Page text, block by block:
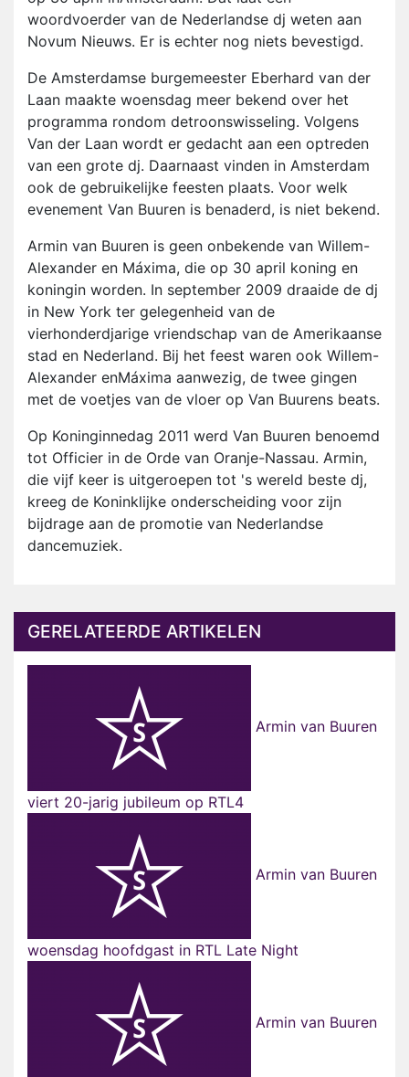
woordvoerder van de Nederlandse dj weten aan
Novum Nieuws. Er is echter nog niets bevestigd.
De Amsterdamse burgemeester Eberhard van der
Laan maakte woensdag meer bekend over het
programma rondom detroonswisseling. Volgens
Van der Laan wordt er gedacht aan een optreden
van een grote dj. Daarnaast vinden in Amsterdam
ook de gebruikelijke feesten plaats. Voor welk
evenement Van Buuren is benaderd, is niet bekend.
Armin van Buuren is geen onbekende van Willem-
Alexander en Máxima, die op 30 april koning en
koningin worden. In september 2009 draaide de dj
in New York ter gelegenheid van de
vierhonderdjarige vriendschap van de Amerikaanse
stad en Nederland. Bij het feest waren ook Willem-
Alexander enMáxima aanwezig, de twee gingen
met de voetjes van de vloer op Van Buurens beats.
Op Koninginnedag 2011 werd Van Buuren benoemd
tot Officier in de Orde van Oranje-Nassau. Armin,
die vijf keer is uitgeroepen tot 's wereld beste dj,
kreeg de Koninklijke onderscheiding voor zijn
bijdrage aan de promotie van Nederlandse
dancemuziek.
GERELATEERDE ARTIKELEN
Armin van Buuren
viert 20-jarig jubileum op RTL4
Armin van Buuren
woensdag hoofdgast in RTL Late Night
Armin van Buuren